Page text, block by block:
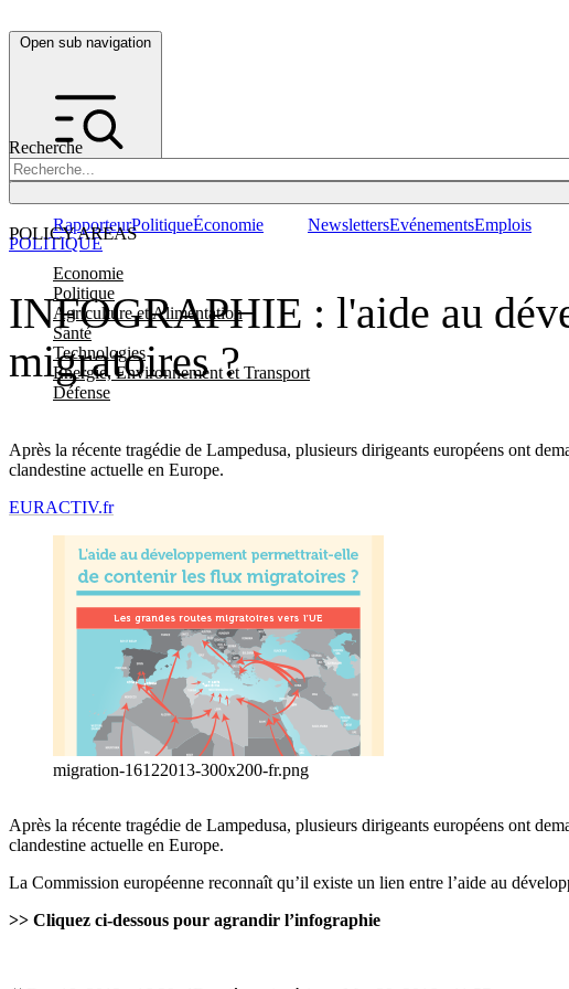
Open sub navigation
Recherche
POLICY AREAS
Economie
Politique
Agriculture et Alimentation
Santé
Technologies
Energie, Environnement et Transport
Défense
RapporteurPolitiqueÉconomie NewslettersEvénementsEmplois
INFOGRAPHIE : l'aide au
migratoires ?
Après la récente tragédie de Lampedusa, plusieurs dirigeants européens ont
clandestine actuelle en Europe.
POLITIQUE
EURACTIV.fr
migration-16122013-300x200-fr.png
Après la récente tragédie de Lampedusa, plusieurs dirigeants européens ont
clandestine actuelle en Europe.
La Commission européenne reconnaît qu’il existe un lien entre l’aide au
>> Cliquez ci-dessous pour agrandir l’infographie